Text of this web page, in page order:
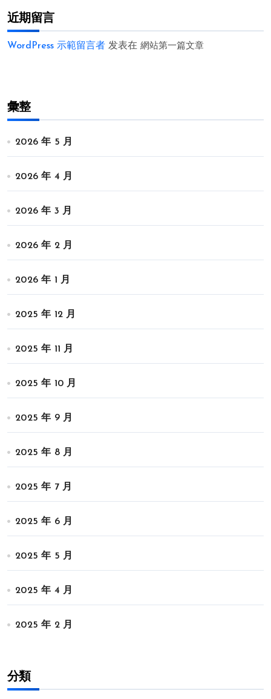
近期留言
WordPress 示範留言者 发表在 網站第一篇文章
彙整
2026 年 5 月
2026 年 4 月
2026 年 3 月
2026 年 2 月
2026 年 1 月
2025 年 12 月
2025 年 11 月
2025 年 10 月
2025 年 9 月
2025 年 8 月
2025 年 7 月
2025 年 6 月
2025 年 5 月
2025 年 4 月
2025 年 2 月
分類